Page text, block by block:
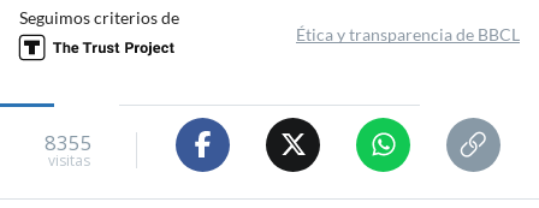
Seguimos criterios de
Ética y transparencia de BBCL
8355
visitas